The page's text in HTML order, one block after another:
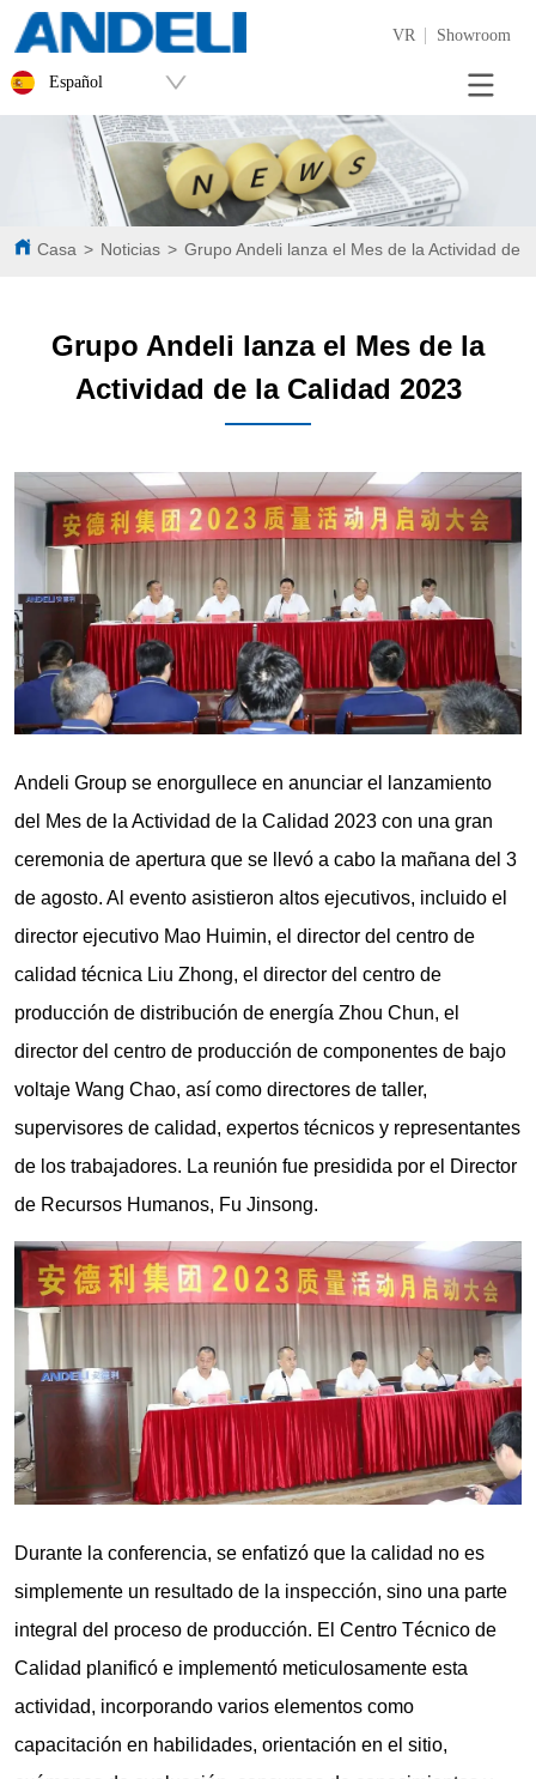
VR Showroom
Español
Casa > Noticias > Grupo Andeli lanza el Mes de la Actividad de
Grupo Andeli lanza el Mes de la
Actividad de la Calidad 2023